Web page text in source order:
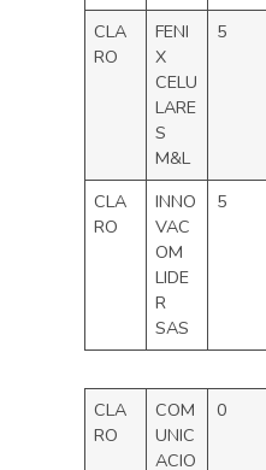
CLA
RO
FENI
X
CELU
LARE
S
M&L
5
CLA
RO
INNO
VAC
OM
LIDE
R
SAS
5
CLA
RO
COM
UNIC
ACIO
0